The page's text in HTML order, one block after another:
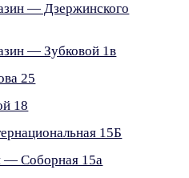
— Дзержинского
— Зубковой 1в
25
18
15Б
— Соборная 15а